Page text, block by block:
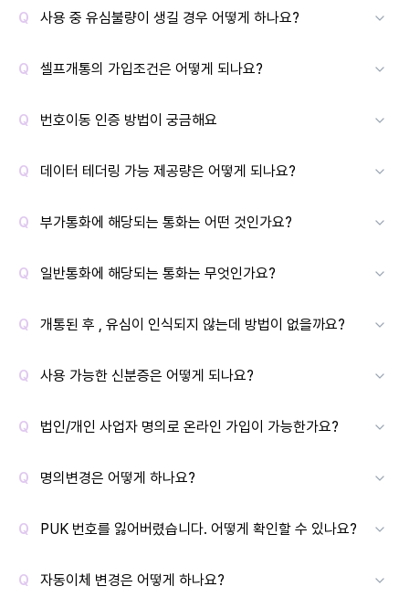
사용 중 유심불량이 생길 경우 어떻게 하나요?
셀프개통의 가입조건은 어떻게 되나요?
번호이동 인증 방법이 궁금해요
데이터 테더링 가능 제공량은 어떻게 되나요?
부가통화에 해당되는 통화는 어떤 것인가요?
일반통화에 해당되는 통화는 무엇인가요?
개통된 후 , 유심이 인식되지 않는데 방법이 없을까요?
사용 가능한 신분증은 어떻게 되나요?
법인/개인 사업자 명의로 온라인 가입이 가능한가요?
명의변경은 어떻게 하나요?
PUK 번호를 잃어버렸습니다. 어떻게 확인할 수 있나요?
자동이체 변경은 어떻게 하나요?